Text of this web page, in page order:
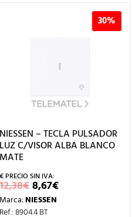
30%
NIESSEN – TECLA PULSADOR
LUZ C/VISOR ALBA BLANCO
MATE
12,38€EL
PRECIO
ORIGINAL
8,67€EL
PRECIO
Marca:NIESSEN
Ref.: 8904.4 BT